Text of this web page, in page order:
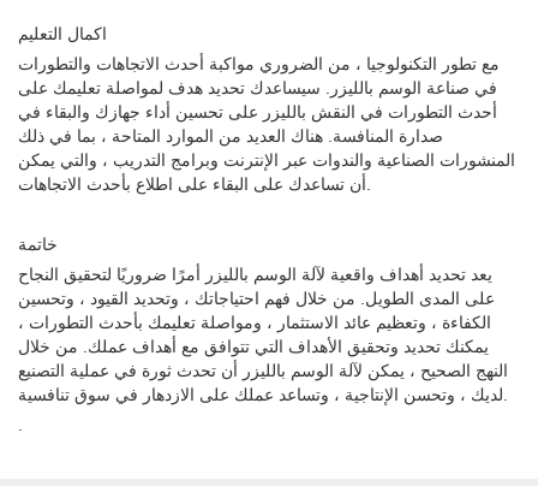
اكمال التعليم
مع تطور التكنولوجيا ، من الضروري مواكبة أحدث الاتجاهات والتطورات
في صناعة الوسم بالليزر. سيساعدك تحديد هدف لمواصلة تعليمك على
أحدث التطورات في النقش بالليزر على تحسين أداء جهازك والبقاء في
صدارة المنافسة. هناك العديد من الموارد المتاحة ، بما في ذلك
المنشورات الصناعية والندوات عبر الإنترنت وبرامج التدريب ، والتي يمكن
خاتمة
يعد تحديد أهداف واقعية لآلة الوسم بالليزر أمرًا ضروريًا لتحقيق النجاح
على المدى الطويل. من خلال فهم احتياجاتك ، وتحديد القيود ، وتحسين
الكفاءة ، وتعظيم عائد الاستثمار ، ومواصلة تعليمك بأحدث التطورات ،
يمكنك تحديد وتحقيق الأهداف التي تتوافق مع أهداف عملك. من خلال
النهج الصحيح ، يمكن لآلة الوسم بالليزر أن تحدث ثورة في عملية التصنيع